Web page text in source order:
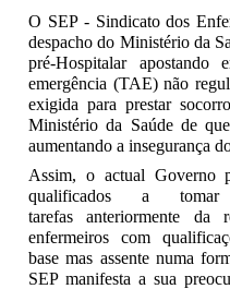
O SEP - Sindicato dos
despacho do Ministério da
pré-Hospitalar apostando
emergência (TAE) não
exigida para prestar
Ministério da Saúde de
aumentando a insegurança
Assim, o actual Governo
qualificados a
tarefas anteriormente da
enfermeiros com
base mas assente numa
SEP manifesta a sua